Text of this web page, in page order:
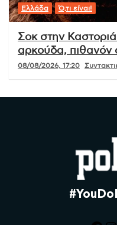
Ελλάδα Ό,τι είναι!
Σοκ στην
αρκούδα, πιθανόν
08/08/2026, 17:20